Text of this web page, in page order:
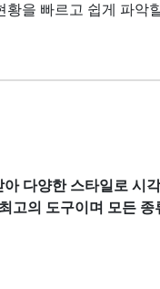
황을 빠르고 쉽게 파악
다양한 스타일로 시
고의 도구이며 모든 종